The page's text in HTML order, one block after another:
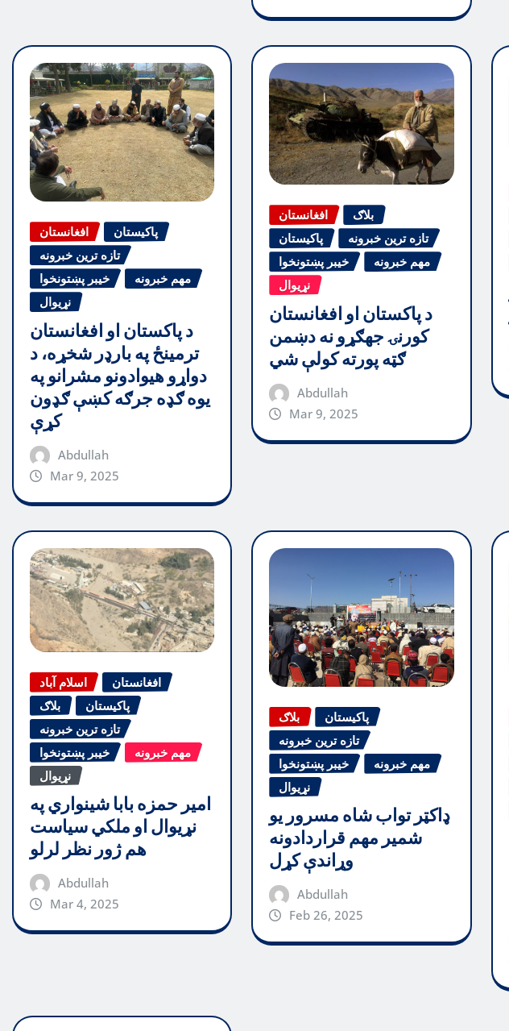
افغانستان
پاکیستان
تازه ترین خبرونه
خیبر پښتونخوا
مهم خبرونه
نړیوال
د پاکستان او افغانستان
ترمینځ په بارډر شخړه، د
دواړو هیوادونو مشرانو په
یوه ګډه جرګه کښې ګډون
کړې
Abdullah
Mar 9, 2025
افغانستان
بلاګ
پاکیستان
تازه ترین خبرونه
خیبر پښتونخوا
مهم خبرونه
نړیوال
د پاکستان او افغانستان
کورنۍ جهګړو نه دښمن
ګټه پورته کولې شي
Abdullah
Mar 9, 2025
اسلام آباد
افغانستان
بلاګ
پاکیستان
تازه ترین خبرونه
خیبر پښتونخوا
مهم خبرونه
نړیوال
امیر حمزه بابا شینواري په
نړیوال او ملکي سیاست
هم ژور نظر لرلو
Abdullah
Mar 4, 2025
بلاګ
پاکیستان
تازه ترین خبرونه
خیبر پښتونخوا
مهم خبرونه
نړیوال
ډاکټر تواب شاه مسرور یو
شمیر مهم قراردادونه
وړاندې کړل
Abdullah
Feb 26, 2025